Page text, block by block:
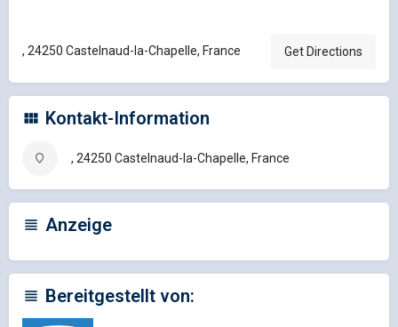
, 24250 Castelnaud-la-Chapelle, France Get Directions
Kontakt-Information
, 24250 Castelnaud-la-Chapelle, France
Anzeige
Bereitgestellt von: